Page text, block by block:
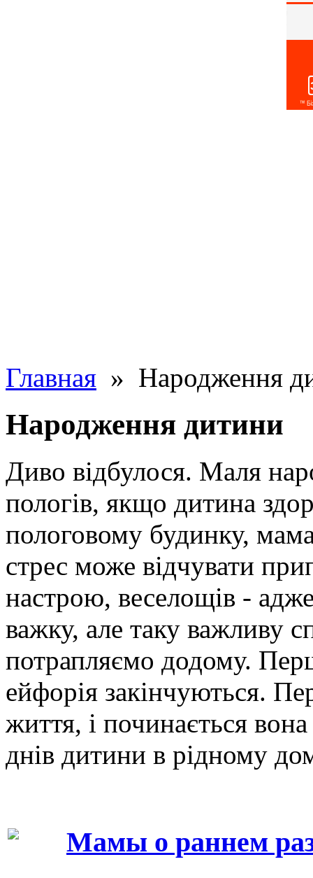
Главная » Народження
Народження дитини
Диво відбулося. Маля
пологів, якщо дитина
пологовому будинку,
стрес може відчувати
настрою, веселощів -
важку, але таку важливу
потрапляємо додому.
ейфорія закінчуються.
життя, і починається
днів дитини в рідному
Мамы о раннем